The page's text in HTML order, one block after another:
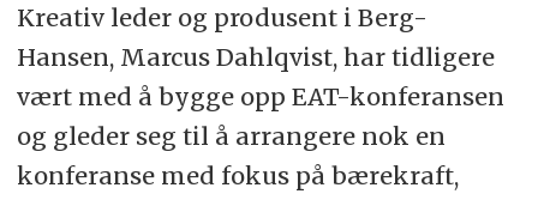
Kreativ leder og produsent i Berg-
Hansen, Marcus Dahlqvist, har tidligere
vært med å bygge opp EAT-konferansen
og gleder seg til å arrangere nok en
konferanse med fokus på bærekraft,